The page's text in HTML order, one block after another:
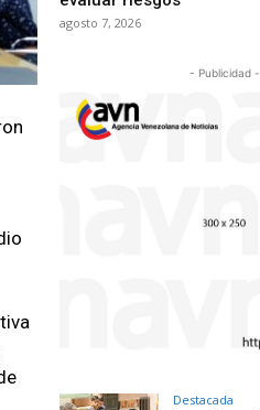
agosto 7, 2026
- Publicidad -
Destacada